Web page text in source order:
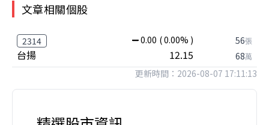
文章相關個股
2314 0.00 ( 0.00% )
台揚 12.15
56張
68萬
更新時間：2026-08-07 17:11:13